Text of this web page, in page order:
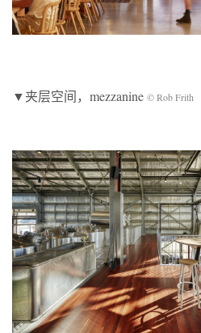
▼夹层空间，mezzanine © Rob Frith